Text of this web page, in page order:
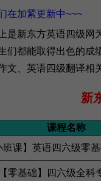
加紧更新中~~~
新东方英语四级网
们都能取得出色的成
文、英语四级翻译相
新
课程名称
班课】英语四六级零
【零基础】四六级全科